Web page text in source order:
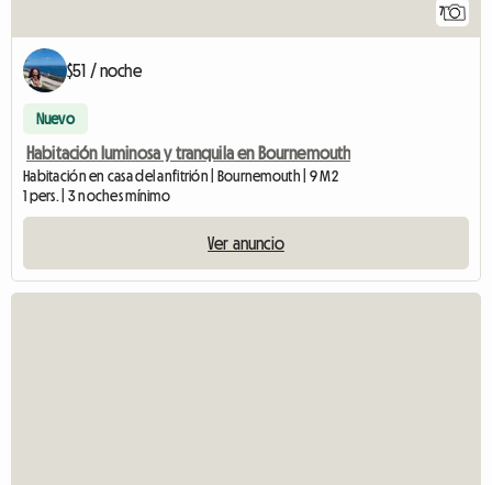
7
$51 / noche
Nuevo
Habitación luminosa y tranquila en Bournemouth
Habitación en casa del anfitrión | Bournemouth | 9 M2
1 pers. | 3 noches mínimo
Ver anuncio